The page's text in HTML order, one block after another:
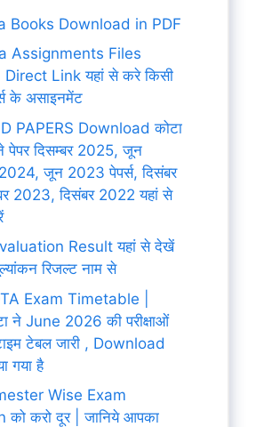
Books Download in PDF
Assignments Files
Link यहां से करे किसी
के असाइनमेंट
PAPERS Download कोटा
पेपर दिसम्बर 2025, जून
जून 2023 पेपर्स, दिसंबर
2023, दिसंबर 2022 यहां से
Result यहां से देखें
रिजल्ट नाम से
Exam Timetable |
ने June 2026 की परीक्षाओं
टेबल जारी , Download
गया है
Wise Exam
करो दूर | जानिये आपका